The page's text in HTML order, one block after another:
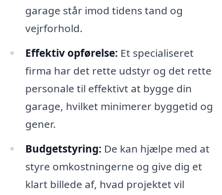
garage står imod tidens tand og
vejrforhold.
Effektiv opførelse: Et specialiseret
firma har det rette udstyr og det rette
personale til effektivt at bygge din
garage, hvilket minimerer byggetid og
gener.
Budgetstyring: De kan hjælpe med at
styre omkostningerne og give dig et
klart billede af, hvad projektet vil